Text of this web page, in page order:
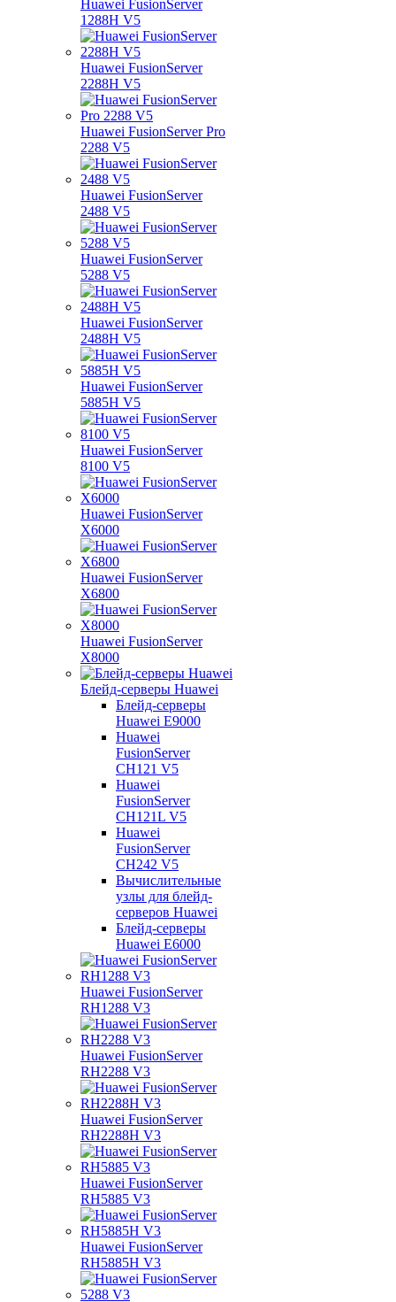
Huawei FusionServer
1288H V5
Huawei FusionServer
2288H V5
Huawei FusionServer Pro
2288 V5
Huawei FusionServer
2488 V5
Huawei FusionServer
5288 V5
Huawei FusionServer
2488H V5
Huawei FusionServer
5885H V5
Huawei FusionServer
8100 V5
Huawei FusionServer
X6000
Huawei FusionServer
X6800
Huawei FusionServer
X8000
Блейд-серверы Huawei
Блейд-серверы
Huawei E9000
Huawei
FusionServer
CH121 V5
Huawei
FusionServer
CH121L V5
Huawei
FusionServer
CH242 V5
Вычислительные
узлы для блейд-
серверов Huawei
Блейд-серверы
Huawei E6000
Huawei FusionServer
RH1288 V3
Huawei FusionServer
RH2288 V3
Huawei FusionServer
RH2288H V3
Huawei FusionServer
RH5885 V3
Huawei FusionServer
RH5885H V3